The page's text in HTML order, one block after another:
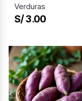
Verduras
S/ 3.00